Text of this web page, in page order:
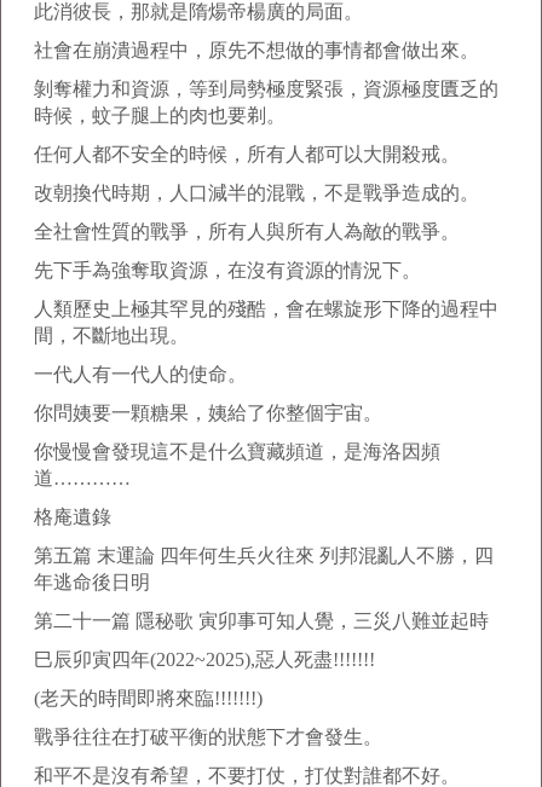
此消彼長，那就是隋煬帝楊廣的局面。
社會在崩潰過程中，原先不想做的事情都會做出來。
剝奪權力和資源，等到局勢極度緊張，資源極度匱乏的
時候，蚊子腿上的肉也要剃。
任何人都不安全的時候，所有人都可以大開殺戒。
改朝換代時期，人口減半的混戰，不是戰爭造成的。
全社會性質的戰爭，所有人與所有人為敵的戰爭。
先下手為強奪取資源，在沒有資源的情況下。
人類歷史上極其罕見的殘酷，會在螺旋形下降的過程中
間，不斷地出現。
一代人有一代人的使命。
你問姨要一顆糖果，姨給了你整個宇宙。
你慢慢會發現這不是什么寶藏頻道，是海洛因頻
道…………
格庵遺錄
第五篇 末運論 四年何生兵火往來 列邦混亂人不勝，四
年逃命後日明
第二十一篇 隱秘歌 寅卯事可知人覺，三災八難並起時
巳辰卯寅四年(2022~2025),惡人死盡!!!!!!!
(老天的時間即將來臨!!!!!!!)
戰爭往往在打破平衡的狀態下才會發生。
和平不是沒有希望，不要打仗，打仗對誰都不好。